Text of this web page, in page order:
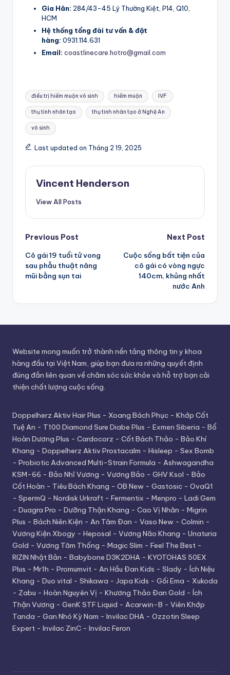
Gia Hân: 284/43-45 Lý Thường Kiệt, P14, Q10,
HCM
Hệ thống tổng đài tư vấn & đặt
hàng: 0931.114.631
Email: coastlinecare.hotro@gmail.com
Tags:
điều trị hiếm muộn vô sinh hiếm muộn IVF
thụ tinh nhân tạo thụ tinh nhân tạo ở Nghệ An
vô sinh
Last updated on Tháng 2 19, 2025
Vincent Henderson
View All Posts
Post
navigation
Previous Post
Cô gái 19 tuổi tử vong
sau phẫu thuật nâng
mũi bằng sụn tai
Next Post
Cuộc sống bất tiện của
cô gái có vòng ngực
140cm, khủng nhất
nước Anh
Website mong muốn trở thành nền tảng thông tin y khoa
hàng đầu tại Việt Nam, giúp bạn đưa ra những quyết định
đúng đắn liên quan về chăm sóc sức khỏe và hỗ trợ bạn cải
thiện chất lượng cuộc sống.
Doppelherz Aktiv Hair Plus - Xoang Bách Phục - Khớp Cốt
Tuệ An - T100 Diamond Sure Diabe Plus - Exmen Siberia - Bổ
Hoàn Dương Plus - Cardocorz - Cốt Bách Thảo - Bảo Khí
Khang - Doppelherz Aktiv Prostacalm - Hisleep - Sex Bomb
- Probiotic Advanced Multi-Strain Formula - Ashwagandha
KSM-66 - Bảo Nhĩ Vương - Vương Bảo - GHV Ksol - Bảo
Cốt Hoàn - Tiêu Bách Khang - OB New - Gastosic - OvaQ1
- SpermQ - Nordisk Urkraft - Fermentix - Menpro - Ladi Gem
- Duagra Pro - Dưỡng Thận Khang - Cao Vị Nhân - Migrin
Plus - Bách Niên Kiện - An Tâm Đan - Vaso New - Colmin -
Vương Kiện Xbogy - Heposal - Vương Não Khang - Unaturia
Gold - Vương Tâm Thống - Magic Slim - Feel The Best -
RIZIN Nhật Bản - Babybone D3K2DHA - KYOTOHAS 50EX
Plus - Mr1h - Promumvit - An Hầu Đan Kids - Slady - Ích Niệu
Khang - Duo vital - Shikawa - Japa Kids - Gối Ema - Xukoda
- Zabu - Hoàn Nguyên Vị - Khương Thảo Đan Gold - Ích
Thận Vương - GenK STF Liquid - Acarwin-B - Viên Khớp
Tanda - Gan Nhó Kỳ Nam - Invilac DHA - Ozzotin Sleep
Expert - Invilac ZinC - Invilac Feron